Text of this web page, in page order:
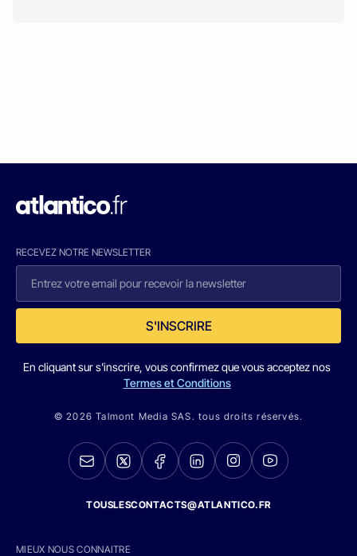
RECEVEZ NOTRE NEWSLETTER
S'INSCRIRE
En cliquant sur s'inscrire, vous confirmez que vous acceptez nos
Termes et Conditions
© 2026 Talmont Media SAS. tous droits réservés.
TOUSLESCONTACTS@ATLANTICO.FR
MIEUX NOUS CONNAITRE